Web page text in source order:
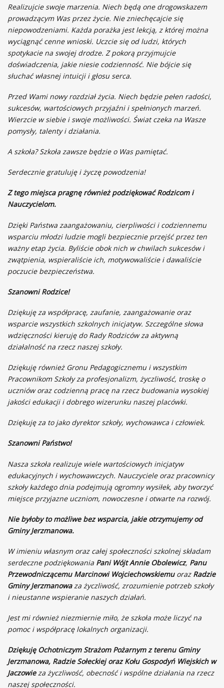
Realizujcie swoje marzenia. Niech będą one drogowskazem
prowadzącym Was przez życie. Nie zniechęcajcie się
niepowodzeniami. Każda porażka jest lekcją, z której można
wyciągnąć cenne wnioski. Uczcie się od ludzi, których
spotykacie na swojej drodze. Z pokorą przyjmujcie
doświadczenia, jakie niesie codzienność. Nie bójcie się
słuchać własnej intuicji i głosu serca.
Przed Wami nowy rozdział życia. Niech będzie pełen radości,
sukcesów, wartościowych przyjaźni i spełnionych marzeń.
Wierzcie w siebie i swoje możliwości. Świat czeka na Wasze
pomysły, talenty i działania.
A szkoła? Szkoła zawsze będzie o Was pamiętać.
Serdecznie gratuluję i życzę powodzenia!
Z tego miejsca pragnę również podziękować Rodzicom i
Nauczycielom.
Dzięki Państwa zaangażowaniu, cierpliwości i codziennemu
wsparciu młodzi ludzie mogli bezpiecznie przejść przez ten
ważny etap życia. Byliście obok nich w chwilach sukcesów i
zwątpienia, wspieraliście ich, motywowaliście i dawaliście
poczucie bezpieczeństwa.
Szanowni Rodzice!
Dziękuję za współpracę, zaufanie, zaangażowanie oraz
wsparcie wszystkich szkolnych inicjatyw. Szczególne słowa
wdzięczności kieruję do Rady Rodziców za aktywną
działalność na rzecz naszej szkoły.
Dziękuję również Gronu Pedagogicznemu i wszystkim
Pracownikom Szkoły za profesjonalizm, życzliwość, troskę o
uczniów oraz codzienną pracę na rzecz budowania wysokiej
jakości edukacji i dobrego wizerunku naszej placówki.
Dziękuję za to jako dyrektor szkoły, wychowawca i człowiek.
Szanowni Państwo!
Nasza szkoła realizuje wiele wartościowych inicjatyw
edukacyjnych i wychowawczych. Nauczyciele oraz pracownicy
szkoły każdego dnia podejmują ogromny wysiłek, aby tworzyć
miejsce przyjazne uczniom, nowoczesne i otwarte na rozwój.
Nie byłoby to możliwe bez wsparcia, jakie otrzymujemy od
Gminy Jerzmanowa.
W imieniu własnym oraz całej społeczności szkolnej składam
serdeczne podziękowania Pani Wójt Annie Obolewicz, Panu
Przewodniczącemu Marcinowi Wojciechowskiemuoraz Radzie
Gminy Jerzmanowaza życzliwość, zrozumienie potrzeb szkoły
i nieustanne wspieranie naszych działań.
Jest mi również niezmiernie miło, że szkoła może liczyć na
pomoc i współpracę lokalnych organizacji.
Dziękuję Ochotniczym Strażom Pożarnym z terenu Gminy
Jerzmanowa, Radzie Sołeckiej oraz Kołu Gospodyń Wiejskich w
Jaczowieza życzliwość, obecność i wspólne działania na rzecz
naszej społeczności.